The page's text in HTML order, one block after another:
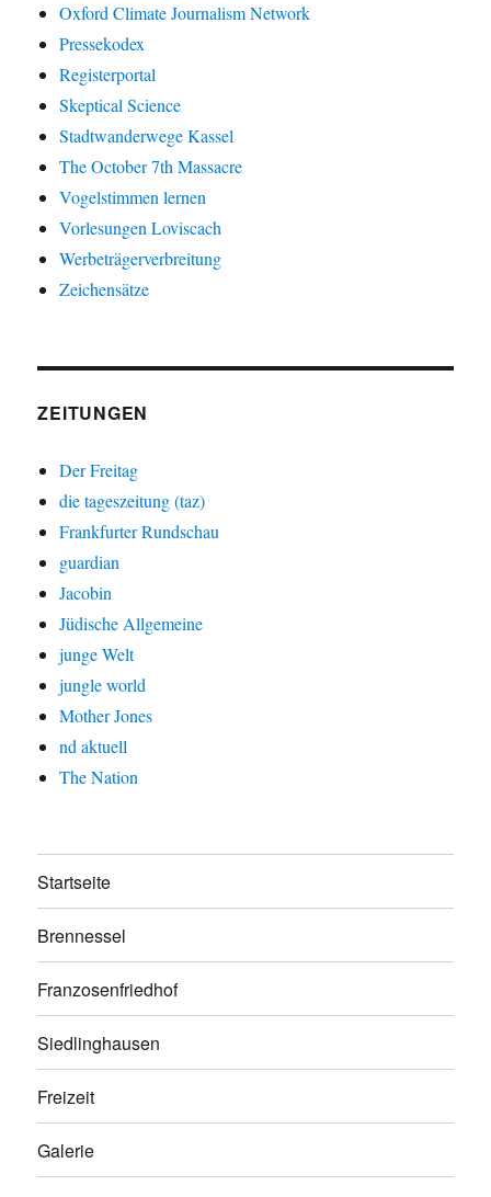
Oxford Climate Journalism Network
Pressekodex
Registerportal
Skeptical Science
Stadtwanderwege Kassel
The October 7th Massacre
Vogelstimmen lernen
Vorlesungen Loviscach
Werbeträgerverbreitung
Zeichensätze
ZEITUNGEN
Der Freitag
die tageszeitung (taz)
Frankfurter Rundschau
guardian
Jacobin
Jüdische Allgemeine
junge Welt
jungle world
Mother Jones
nd aktuell
The Nation
Startseite
Brennessel
Franzosenfriedhof
Siedlinghausen
Freizeit
Galerie